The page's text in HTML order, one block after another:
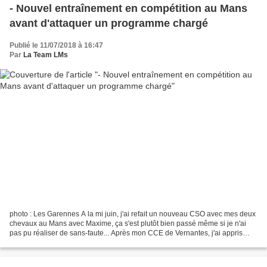
- Nouvel entraînement en compétition au Mans
avant d'attaquer un programme chargé
Publié le 11/07/2018 à 16:47
Par La Team LMs
photo : Les Garennes A la mi juin, j'ai refait un nouveau CSO avec mes deux
chevaux au Mans avec Maxime, ça s'est plutôt bien passé même si je n'ai
pas pu réaliser de sans-faute... Après mon CCE de Vernantes, j'ai appris